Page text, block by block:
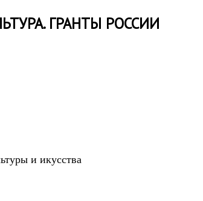
ГРАНТЫ РОССИИ
и икусства